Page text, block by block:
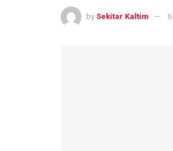
by Sekitar Kaltim